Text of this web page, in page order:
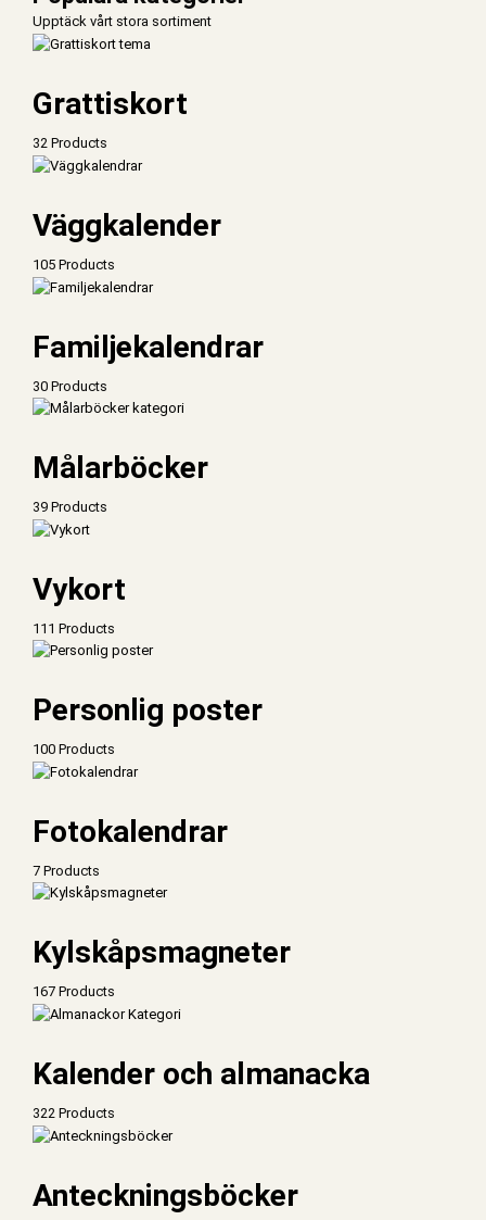
Upptäck vårt stora sortiment
Grattiskort
32 Products
Väggkalender
105 Products
Familjekalendrar
30 Products
Målarböcker
39 Products
Vykort
111 Products
Personlig poster
100 Products
Fotokalendrar
7 Products
Kylskåpsmagneter
167 Products
Kalender och almanacka
322 Products
Anteckningsböcker